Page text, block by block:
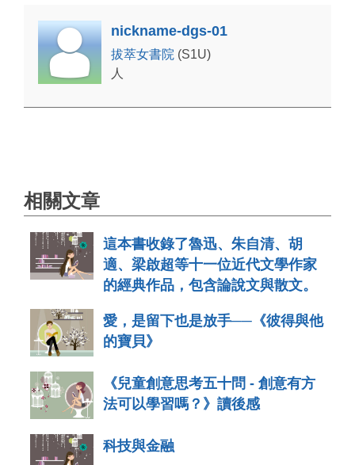
nickname-dgs-01
拔萃女書院 (S1U)
人
相關文章
這本書收錄了魯迅、朱自清、胡
適、梁啟超等十一位近代文學作家
的經典作品，包含論說文與散文。
愛，是留下也是放手──《彼得與他
的寶貝》
《兒童創意思考五十問 - 創意有方
法可以學習嗎？》讀後感
科技與金融